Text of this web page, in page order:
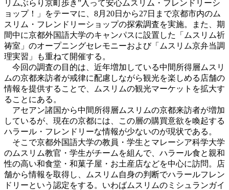
リムぶらり京町歩き”入って安心ムスリム・フレンドリーシ
ョップ！」をテーマに、8月20日から27日まで京都市内のム
スリム・フレンドリーショップの探索調査を実施。また、期
間中に京都外国語大学のキャンパスに設置した「ムスリム祈
祷室」のオープニングセレモニーおよび「ムスリム京弁当調
理実習」も重ねて開催する。
今回の調査の目的は、近年増加している中間所得層ムスリ
ムの京都来訪者が戒律に配慮しながら観光を楽しめる店舗の
情報を提供することで、ムスリムの観光マーケットを拡大す
ることにある。
アセアン諸国から中間所得層ムスリムの京都来訪者が増加
しているが、現在の京都には、この層の購買意欲を喚起する
ハラール・フレンドリーな情報が少ないのが現状である。
そこで京都外国語大学の教員・学生とマレーシア科学大学
のムスリム教官・学生がチームを組んで、ハラール食と親和
性の高い和食堂・和菓子屋・お土産店などを中心に訪問。店
舗から情報を取得し、ムスリム自身の判断でハラールフレン
ドリーという認定をする。いわばムスリムのミシュランガイ